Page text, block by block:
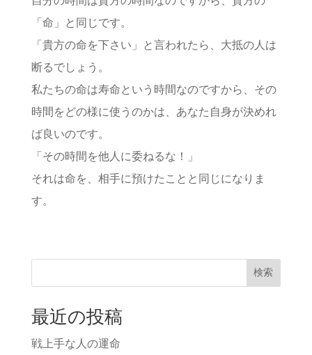
「命」と同じです。
「貴方の命を下さい」と言われたら、大抵の人は
断るでしょう。
私たちの命は寿命という時間なのですから、その
時間をどの様に使うのかは、あなた自身が決めれ
ば良いのです。
「その時間を他人に委ねるな！」
それは命を、相手に預けたことと同じになりま
す。
検索
最近の投稿
戦上手な人の運命